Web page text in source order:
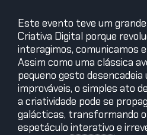
Este evento teve um
Criativa Digital porque
interagimos, comunicamos
Assim como uma clássica
pequeno gesto
improváveis, o simples ato
a criatividade pode se
galácticas, transformando
espetáculo interativo e